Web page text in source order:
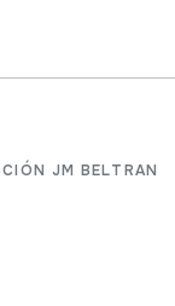
JM BELTRAN